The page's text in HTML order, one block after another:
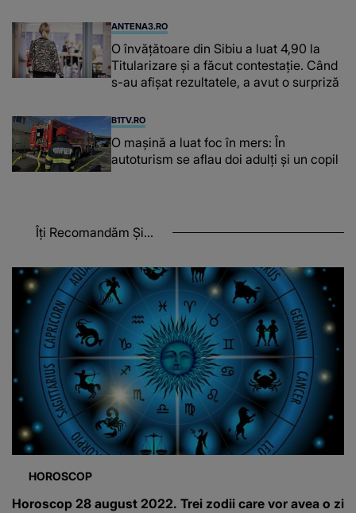
ANTENA3.RO
O învățătoare din Sibiu a luat 4,90 la
Titularizare și a făcut contestație. Când
s-au afișat rezultatele, a avut o surpriză
B1TV.RO
O maşină a luat foc în mers: În
autoturism se aflau doi adulți și un copil
Îți Recomandăm Și...
HOROSCOP
Horoscop 28 august 2022. Trei zodii care vor avea o zi